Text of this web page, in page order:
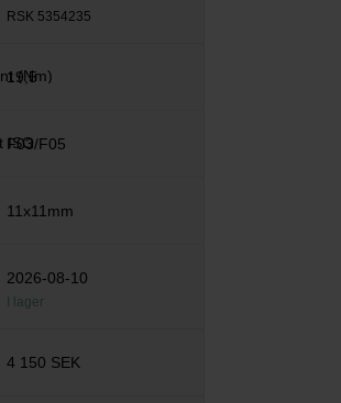
RSK 5354235
19,5
F03/F05
11x11mm
2026-08-10
I lager
4 150 SEK